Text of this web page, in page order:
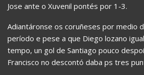
Jose ante o Xuvenil pontés por 1-3.
Adiantáronse os coruñeses por medio
período e pese a que Diego lozano
tempo, un gol de Santiago pouco
Francisco no descontó daba ps tres